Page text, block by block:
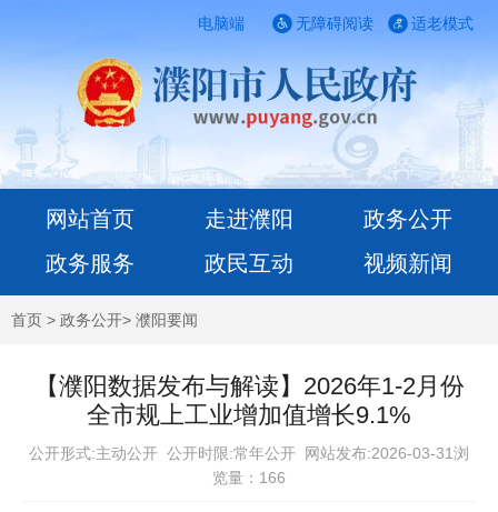
电脑端 适老模式
无障碍阅读
网站首页 走进濮阳
政务公开
政务服务
政民互动 视频新闻
首页 > 政务公开> 濮阳要闻
【濮阳数据发布与解读】2026年1-2月份
全市规上工业增加值增长9.1%
公开形式:主动公开 公开时限:常年公开
网站发布:2026-03-31浏
览量： 166